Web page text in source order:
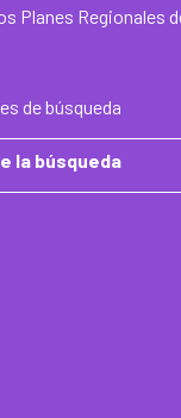
Planes Regionales
de búsqueda
la búsqueda